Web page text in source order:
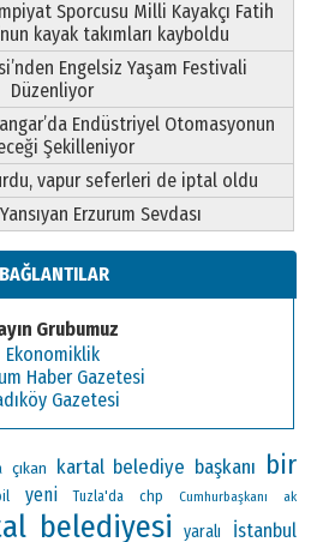
Sporcusu Milli Kayakçı Fatih
kayak takımları kayboldu
Engelsiz Yaşam Festivali
Düzenliyor
Endüstriyel Otomasyonun
Şekilleniyor
vapur seferleri de iptal oldu
Erzurum Sevdası
BAĞLANTILAR
Grubumuz
Ekonomiklik
Haber Gazetesi
Gazetesi
çıkan kartal belediye başkanı bir
yeni Tuzla'da chp Cumhurbaşkanı ak
belediyesi yaralı İstanbul